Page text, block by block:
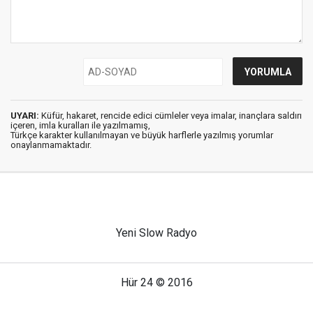
UYARI: Küfür, hakaret, rencide edici cümleler veya imalar, inançlara saldırı
içeren, imla kuralları ile yazılmamış,
Türkçe karakter kullanılmayan ve büyük harflerle yazılmış yorumlar
onaylanmamaktadır.
Yeni Slow Radyo
Hür 24 © 2016